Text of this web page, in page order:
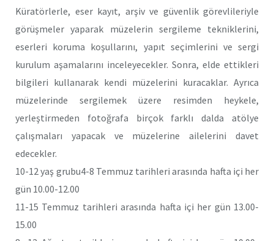
Küratörlerle, eser kayıt, arşiv ve güvenlik görevlileriyle
görüşmeler yaparak müzelerin sergileme tekniklerini,
eserleri koruma koşullarını, yapıt seçimlerini ve sergi
kurulum aşamalarını inceleyecekler. Sonra, elde ettikleri
bilgileri kullanarak kendi müzelerini kuracaklar. Ayrıca
müzelerinde sergilemek üzere resimden heykele,
yerleştirmeden fotoğrafa birçok farklı dalda atölye
çalışmaları yapacak ve müzelerine ailelerini davet
edecekler.
10-12 yaş grubu4-8 Temmuz tarihleri arasında hafta içi her
gün 10.00-12.00
11-15 Temmuz tarihleri arasında hafta içi her gün 13.00-
15.00